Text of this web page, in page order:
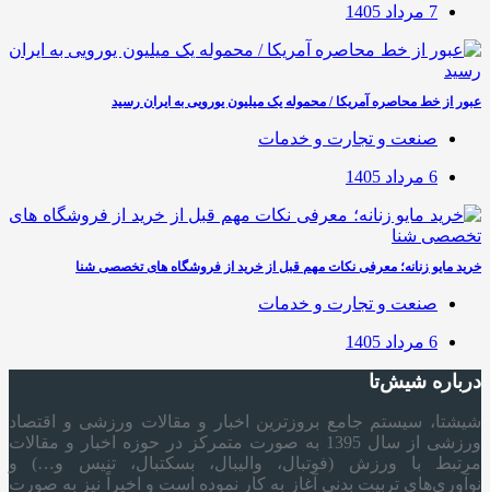
7 مرداد 1405
عبور از خط محاصره آمریکا / محموله یک میلیون یورویی به ایران رسید
صنعت و تجارت و خدمات
6 مرداد 1405
خرید مایو زنانه؛ معرفی نکات مهم قبل از خرید از فروشگاه های تخصصی شنا
صنعت و تجارت و خدمات
6 مرداد 1405
درباره شیش‌تا
شیشتا، سیستم جامع بروزترین اخبار و مقالات ورزشی و اقتصاد
ورزشی از سال 1395 به صورت متمرکز در حوزه اخبار و مقالات
مرتبط با ورزش (فوتبال، والیبال، بسکتبال، تنیس و…) و
نوآوری‌های تربیت بدنی آغاز به کار نموده است و اخیراً نیز به صورت